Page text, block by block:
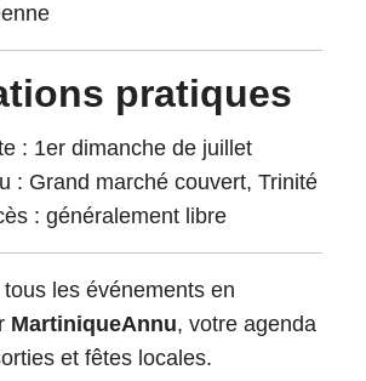
pratiques
: 1er dimanche de juillet
: Grand marché couvert, Trinité
: généralement libre
les événements en
MartiniqueAnnu, votre agenda
et fêtes locales.